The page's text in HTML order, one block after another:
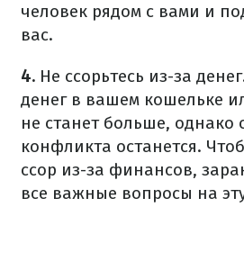
человек рядом с вами и
вас.
4. Не ссорьтесь из-за
денег в вашем кошельке
не станет больше, однако
конфликта останется.
ссор из-за финансов,
все важные вопросы на